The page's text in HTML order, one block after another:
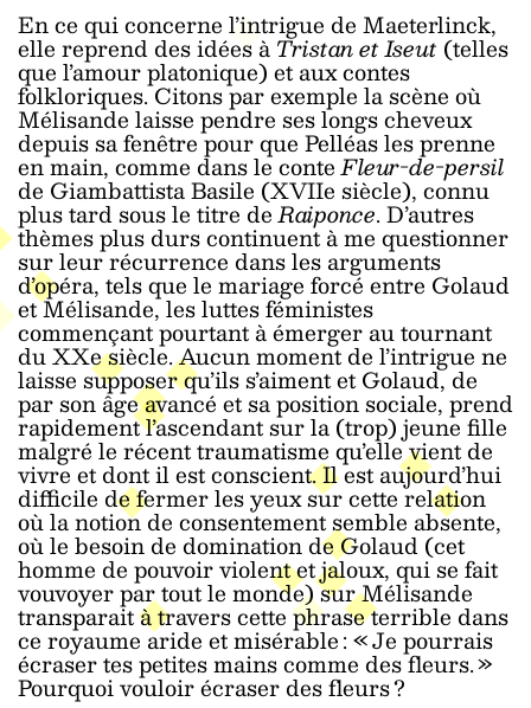
En ce qui concerne l’intrigue de Maeterlinck,
elle reprend des idées àTristan et Iseut (telles
que l’amour platonique) et aux contes
folkloriques. Citons par exemple la scène où
Mélisande laisse pendre ses longs cheveux
depuis sa fenêtre pour que Pelléas les prenne
en main, comme dans le conteFleur-de-persil
de Giambattista Basile (XVIIe siècle), connu
plus tard sous le titre deRaiponce. D’autres
thèmes plus durs continuent à me questionner
sur leur récurrence dans les arguments
d’opéra, tels que le mariage forcé entre Golaud
et Mélisande, les luttes féministes
commençant pourtant à émerger au tournant
du XXe siècle. Aucun moment de l’intrigue ne
laisse supposer qu’ils s’aiment et Golaud, de
par son âge avancé et sa position sociale, prend
rapidement l’ascendant sur la (trop) jeune fille
malgré le récent traumatisme qu’elle vient de
vivre et dont il est conscient. Il est aujourd’hui
difficile de fermer les yeux sur cette relation
où la notion de consentement semble absente,
où le besoin de domination de Golaud (cet
homme de pouvoir violent et jaloux, qui se fait
vouvoyer par tout le monde) sur Mélisande
transparait à travers cette phrase terrible dans
ce royaume aride et misérable : « Je pourrais
écraser tes petites mains comme des fleurs. »
Pourquoi vouloir écraser des fleurs ?